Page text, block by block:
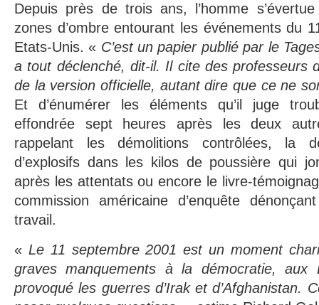
Depuis près de trois ans, l’homme
zones d’ombre entourant les événements du
Etats-Unis. « C’est un papier publié par le
a tout déclenché, dit-il. Il cite des professeurs
de la version officielle, autant dire que ce ne
Et d’énumérer les éléments qu’il juge
effondrée sept heures après les deux
rappelant les démolitions contrôlées, la
d’explosifs dans les kilos de poussière qui
après les attentats ou encore le livre-
commission américaine d’enquête
travail.
« Le 11 septembre 2001 est un moment
graves manquements à la démocratie, aux
provoqué les guerres d’Irak et d’Afghanistan.